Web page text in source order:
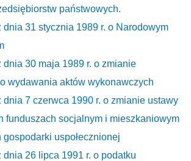
państwowych.
dnia 31 stycznia 1989 r. o Narodowym
dnia 30 maja 1989 r. o zmianie
wydawania aktów wykonawczych
dnia 7 czerwca 1990 r. o zmianie ustawy
funduszach socjalnym i mieszkaniowym
uspołecznionej
dnia 26 lipca 1991 r. o podatku